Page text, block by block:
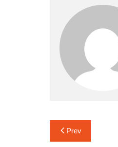
Post
Prev